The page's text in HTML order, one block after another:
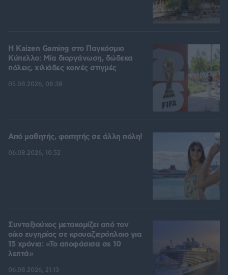
H Kaizen Gaming στο Παγκόσμιο
Kύπελλο: Μία διοργάνωση, δώδεκα
πόλεις, χιλιάδες κοινές στιγμές
05.08.2026, 08:38
Από μαθητής, φοιτητής σε άλλη πόλη!
06.08.2026, 10:52
Συνταξιούχος μετακομίζει από τον
οίκο ευγηρίας σε κρουαζιερόπλοιο για
15 χρόνια: «Το αποφάσισα σε 10
λεπτά»
06.08.2026, 21:13